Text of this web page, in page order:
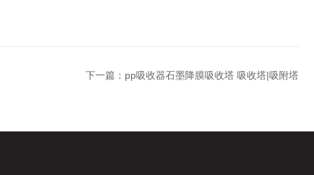
下一篇： pp吸收器石墨降膜吸收塔 吸收塔|吸附塔